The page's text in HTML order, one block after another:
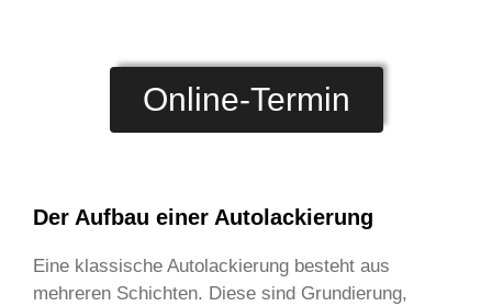
Online-Termin
Der Aufbau einer Autolackierung
Eine klassische Autolackierung besteht aus
mehreren Schichten. Diese sind Grundierung,